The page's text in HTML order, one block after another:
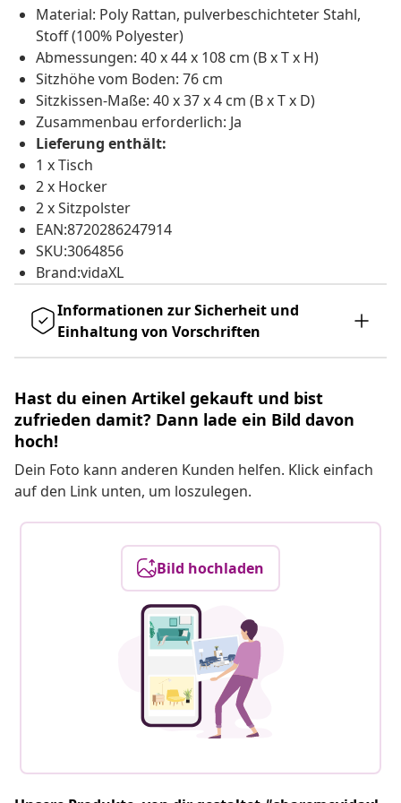
Material: Poly Rattan, pulverbeschichteter Stahl,
Stoff (100% Polyester)
Abmessungen: 40 x 44 x 108 cm (B x T x H)
Sitzhöhe vom Boden: 76 cm
Sitzkissen-Maße: 40 x 37 x 4 cm (B x T x D)
Zusammenbau erforderlich: Ja
Lieferung enthält:
1 x Tisch
2 x Hocker
2 x Sitzpolster
EAN:8720286247914
SKU:3064856
Brand:vidaXL
Informationen zur Sicherheit und
Einhaltung von Vorschriften
Hast du einen Artikel gekauft und bist
zufrieden damit? Dann lade ein Bild davon
hoch!
Dein Foto kann anderen Kunden helfen. Klick einfach
auf den Link unten, um loszulegen.
Bild hochladen